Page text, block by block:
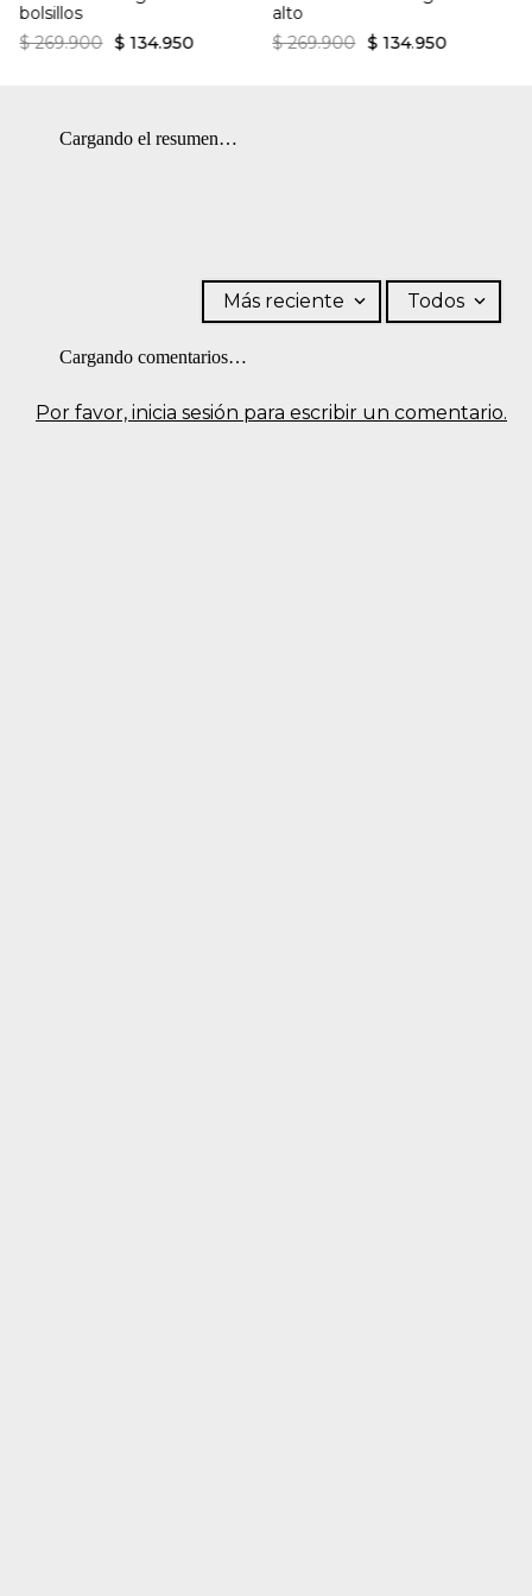
bolsillos
$ 269.900 $ 134.950
alto
$ 269.900 $ 134.950
Cargando el resumen…
Por favor, inicia sesión para escribir un comentario.
Más reciente Todos
Cargando comentarios…